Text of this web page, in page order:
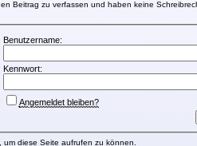
Beitrag zu verfassen und haben keine
Benutzername:
Kennwort:
Angemeldet bleiben?
um diese Seite aufrufen zu können.